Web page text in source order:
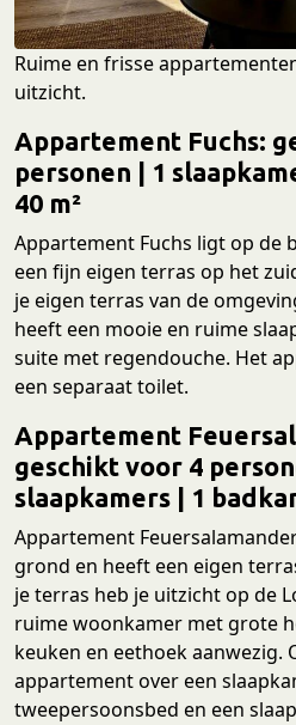
Ruime en frisse
uitzicht.
Appartement Fuchs:
personen | 1
40 m²
Appartement Fuchs ligt op de
een fijn eigen terras op het
je eigen terras van de
heeft een mooie en ruime
suite met regendouche. Het
een separaat toilet.
Appartement
geschikt voor 4
slaapkamers | 1
Appartement
grond en heeft een eigen
je terras heb je uitzicht op de
ruime woonkamer met grote
keuken en eethoek aanwezig.
appartement over een
tweepersoonsbed en een